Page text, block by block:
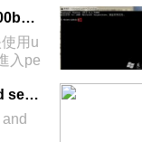
開機進入pe藍屏0x000000b4怎麼解決？
用u
入pe
電腦開機出現reboot and select怎麼辦？